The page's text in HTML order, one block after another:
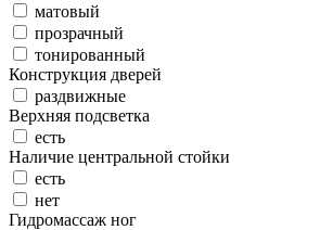
матовый
прозрачный
тонированный
Конструкция дверей
раздвижные
Верхняя подсветка
есть
Наличие центральной стойки
есть
нет
Гидромассаж ног